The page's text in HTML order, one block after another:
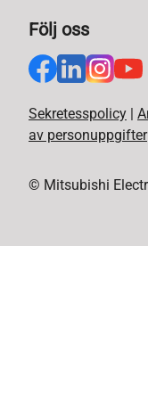
Följ oss
Sekretesspolicy
av personuppgifter
© Mitsubishi